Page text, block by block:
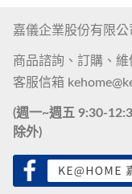
嘉儀企業股份有限
商品諮詢、訂購、維
客服信箱
(週一~週五 9:30-
除外)